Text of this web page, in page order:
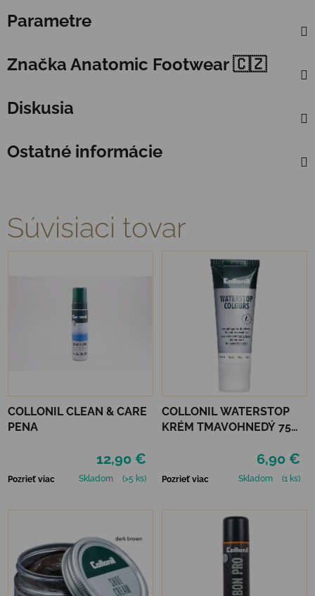
Parametre
Značka Anatomic Footwear 🇨🇿
Diskusia
Ostatné informácie
Súvisiaci tovar
COLLONIL CLEAN & CARE
PENA
12,90 €
Pozrieť viac Skladom (>5 ks)
COLLONIL WATERSTOP
KRÉM TMAVOHNEDÝ 75
6,90 €
Pozrieť viac Skladom (1 ks)